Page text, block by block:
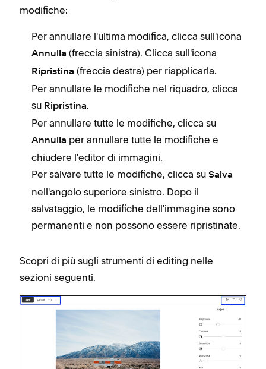
modifiche:
Per annullare l'ultima modifica, clicca sull'icona
Annulla (freccia sinistra). Clicca sull'icona
Ripristina (freccia destra) per riapplicarla.
Per annullare le modifiche nel riquadro, clicca
su Ripristina.
Per annullare tutte le modifiche, clicca su
Annulla per annullare tutte le modifiche e
chiudere l'editor di immagini.
Per salvare tutte le modifiche, clicca su Salva
nell'angolo superiore sinistro. Dopo il
salvataggio, le modifiche dell'immagine sono
permanenti e non possono essere ripristinate.
Scopri di più sugli strumenti di editing nelle
sezioni seguenti.